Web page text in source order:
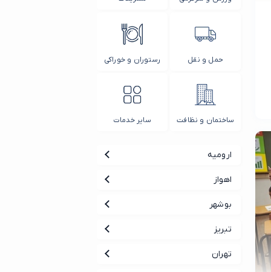
حمل و نقل رستوران و خوراکی
ساختمان و نظافت سایر خدمات
ارومیه
اهواز
بوشهر
تبریز
تهران